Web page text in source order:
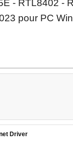
- RTL8402 -
pour PC
Driver